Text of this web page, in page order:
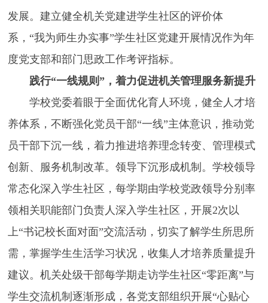
发展。建立健全机关党建进学生社区的评价体
系，“我为师生办实事”学生社区党建开展情况作为年
度党支部和部门思政工作考评指标。
践行“一线规则”，着力促进机关管理服务新提升
学校党委着眼于全面优化育人环境，健全人才培
养体系，不断强化党员干部“一线”主体意识，推动党
员干部下沉一线，着力推进培养理念转变、管理模式
创新、服务机制改革。领导下沉形成机制。学校领导
常态化深入学生社区，每学期由学校党政领导分别率
领相关职能部门负责人深入学生社区，开展2次以
上“书记校长面对面”交流活动，切实了解学生所思所
需，掌握学生生活学习状况，收集人才培养质量提升
建议。机关处级干部每学期走访学生社区“零距离”与
学生交流机制逐渐形成，各党支部组织开展“心贴心